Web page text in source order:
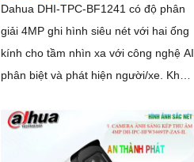
Dahua DHI-TPC-BF1241 có độ phân
giải 4MP ghi hình siêu nét với hai ống
kính cho tầm nhìn xa với công nghệ AI
phân biệt và phát hiện người/xe. Khả
hoặc PoE phù hợp lắp ngoài trời